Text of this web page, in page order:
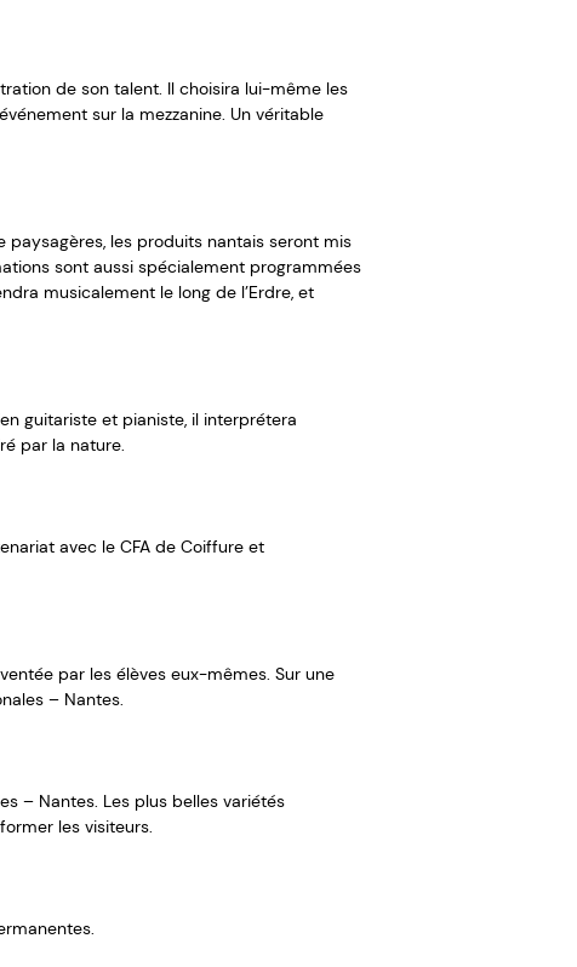
de son talent. Il choisira lui-même les
sur la mezzanine. Un véritable
paysagères, les produits nantais seront mis
sont aussi spécialement programmées
musicalement le long de l’Erdre, et
guitariste et pianiste, il interprétera
par la nature.
avec le CFA de Coiffure et
par les élèves eux-mêmes. Sur une
– Nantes.
– Nantes. Les plus belles variétés
les visiteurs.